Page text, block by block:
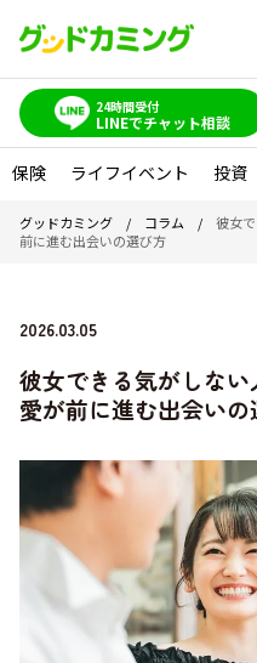
24時間受付
LINEでチャット相談
保険 ライフイベント 投資
グッドカミング / コラム / 彼女
前に進む出会いの選び方
2026.03.05
彼女できる気がしな
愛が前に進む出会いの